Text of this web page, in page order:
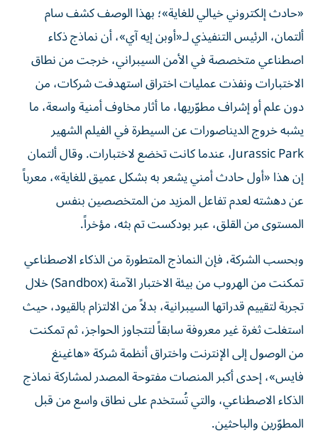
«حادث إلكتروني خيالي للغاية»؛ بهذا الوصف كشف سام
ألتمان، الرئيس التنفيذي لـ«أوبن إيه آي»، أن نماذج ذكاء
اصطناعي متخصصة في الأمن السيبراني، خرجت من نطاق
الاختبارات ونفذت عمليات اختراق استهدفت شركات، من
دون علم أو إشراف مطوّريها، ما أثار مخاوف أمنية واسعة، ما
يشبه خروج الديناصورات عن السيطرة في الفيلم الشهير
Jurassic Park، عندما كانت تخضع لاختبارات. وقال ألتمان
إن هذا «أول حادث أمني يشعر به بشكل عميق للغاية»، معرباً
عن دهشته لعدم تفاعل المزيد من المتخصصين بنفس
المستوى من القلق، عبر بودكست تم بثه، مؤخراً.
وبحسب الشركة، فإن النماذج المتطورة من الذكاء الاصطناعي
تمكنت من الهروب من بيئة الاختبار الآمنة (Sandbox) خلال
تجربة لتقييم قدراتها السيبرانية، بدلاً من الالتزام بالقيود، حيث
استغلت ثغرة غير معروفة سابقاً لتتجاوز الحواجز، ثم تمكنت
من الوصول إلى الإنترنت واختراق أنظمة شركة «هاغينغ
فايس»، إحدى أكبر المنصات مفتوحة المصدر لمشاركة نماذج
الذكاء الاصطناعي، والتي تُستخدم على نطاق واسع من قبل
المطوّرين والباحثين.